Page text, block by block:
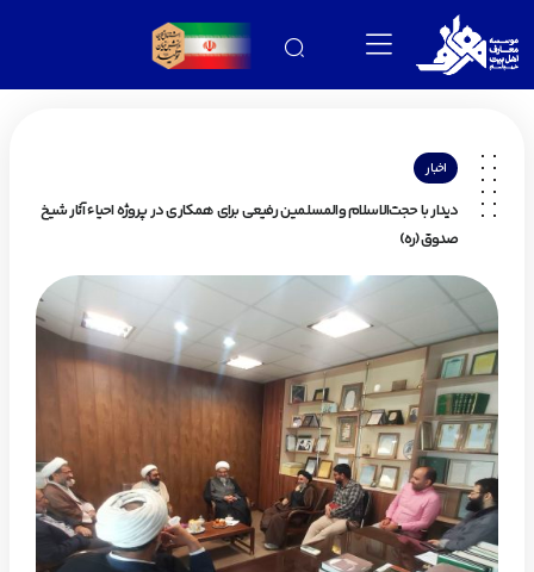
اخبار
دیدار با حجت‌الاسلام والمسلمین رفیعی برای همکاری در پروژه احیاء آثار شیخ
صدوق(ره)